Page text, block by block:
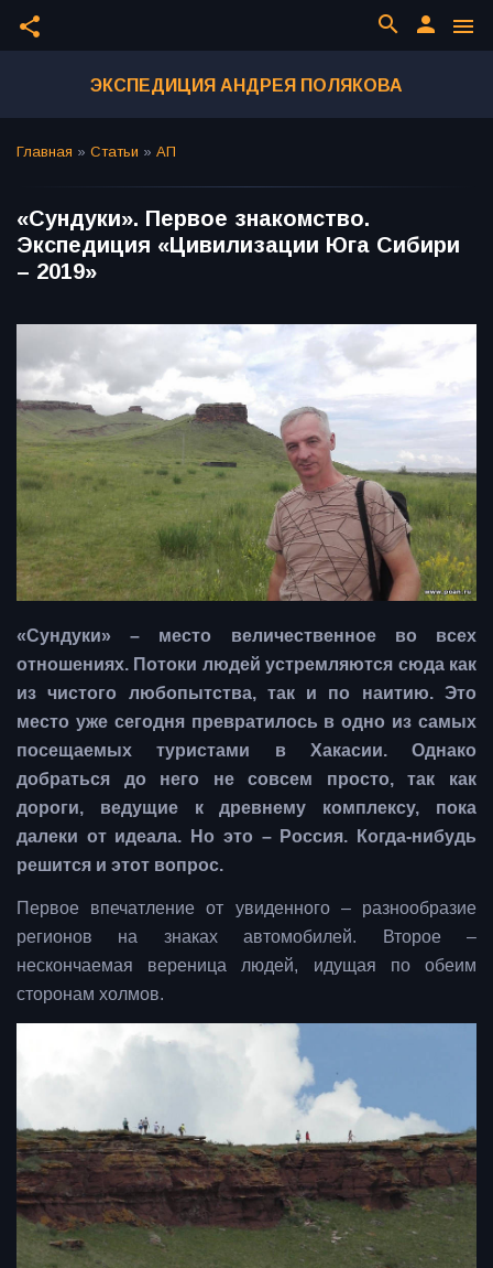
share menu
person
search
ЭКСПЕДИЦИЯ АНДРЕЯ ПОЛЯКОВА
Главная » Статьи » АП
«Сундуки». Первое знакомство.
Экспедиция «Цивилизации Юга Сибири
– 2019»
«Сундуки» – место величественное во всех
отношениях. Потоки людей устремляются сюда как
из чистого любопытства, так и по наитию. Это
место уже сегодня превратилось в одно из самых
посещаемых туристами в Хакасии. Однако
добраться до него не совсем просто, так как
дороги, ведущие к древнему комплексу, пока
далеки от идеала. Но это – Россия. Когда-нибудь
решится и этот вопрос.
Первое впечатление от увиденного – разнообразие
регионов на знаках автомобилей. Второе –
нескончаемая вереница людей, идущая по обеим
сторонам холмов.